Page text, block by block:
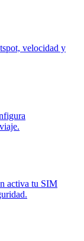
velocidad y
activa tu SIM